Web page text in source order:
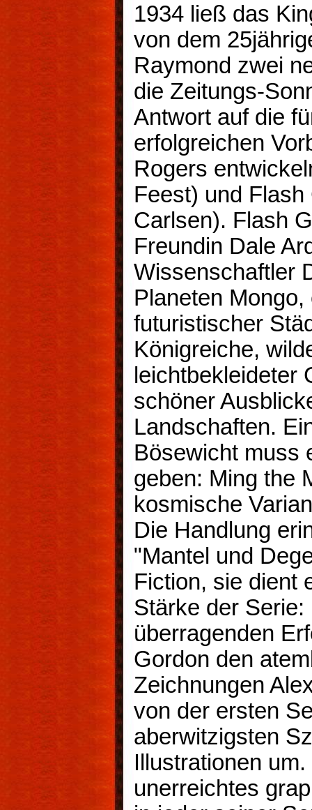
1934 ließ das
von dem
Raymond zwei
die Zeitungs-
Antwort auf die
erfolgreichen
Rogers
Feest) und
Carlsen). Flash
Freundin Dale
Wissenschaftler
Planeten
futuristischer
Königreiche,
leichtbekleideter
schöner
Landschaften.
Bösewicht muss
geben: Ming the
kosmische
Die Handlung
"Mantel und
Fiction, sie dient
Stärke der
überragenden
Gordon den
Zeichnungen
von der ersten
aberwitzigsten
Illustrationen
unerreichtes